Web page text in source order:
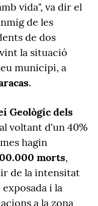
vida", va dir el
de les
de dos
la situació
municipi, a
.
Geològic dels
voltant d'un 40%
hagin
morts,
de la intensitat
i la
a la zona